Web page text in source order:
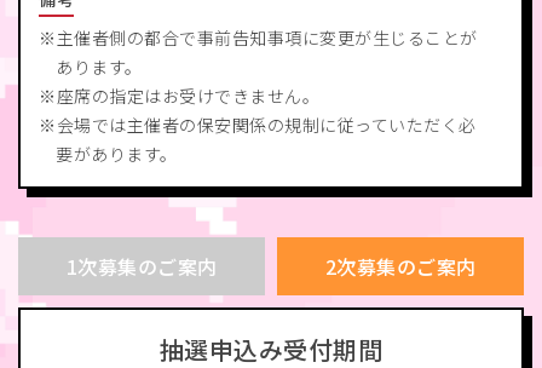
主催者側の都合で事前告知事項に変更が生じることが
あります。
座席の指定はお受けできません。
会場では主催者の保安関係の規制に従っていただく必
要があります。
1次募集のご案内 2次募集のご案内
抽選申込み受付期間